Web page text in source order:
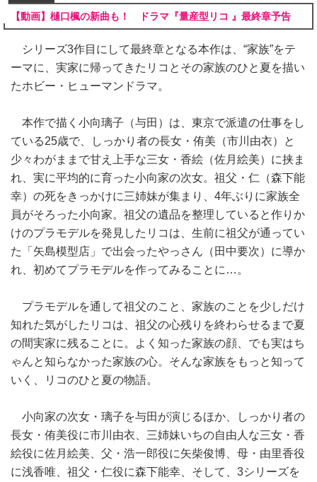
【動画】樋口楓の新曲も！ ドラマ『量産型リコ 』最終章予告
シリーズ3作目にして最終章となる本作は、“家族”をテ
ーマに、実家に帰ってきたリコとその家族のひと夏を描い
たホビー・ヒューマンドラマ。
本作で描く小向璃子（与田）は、東京で派遣の仕事をし
ている25歳で、しっかり者の長女・侑美（市川由衣）と
少々わがままで甘え上手な三女・香絵（佐月絵美）に挟ま
れ、実に平均的に育った小向家の次女。祖父・仁（森下能
幸）の死をきっかけに三姉妹が集まり、4年ぶりに家族全
員がそろった小向家。祖父の遺品を整理していると作りか
けのプラモデルを発見したリコは、生前に祖父が通ってい
た「矢島模型店」で出会ったやっさん（田中要次）に導か
れ、初めてプラモデルを作ってみることに…。
プラモデルを通して祖父のこと、家族のことを少しだけ
知れた気がしたリコは、祖父の心残りを終わらせるまで夏
の間実家に残ることに。よく知った家族の顔、でも実はち
ゃんと知らなかった家族の心。そんな家族をもっと知って
いく、リコのひと夏の物語。
小向家の次女・璃子を与田が演じるほか、しっかり者の
長女・侑美役に市川由衣、三姉妹いちの自由人な三女・香
絵役に佐月絵美、父・浩一郎役に矢柴俊博、母・由里香役
に浅香唯、祖父・仁役に森下能幸、そして、3シリーズを